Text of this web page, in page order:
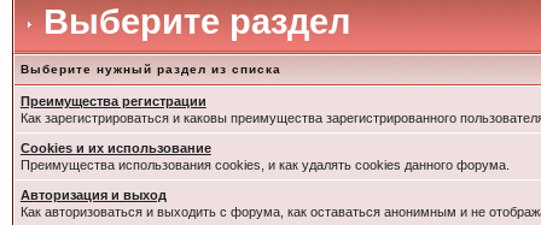
Выберите раздел
Выберите нужный раздел из списка
Преимущества регистрации
Как зарегистрироваться и каковы преимущества зарегистрированного
Cookies и их использование
Преимущества использования cookies, и как удалять cookies данного форума.
Авторизация и выход
Как авторизоваться и выходить с форума, как оставаться анонимным и не